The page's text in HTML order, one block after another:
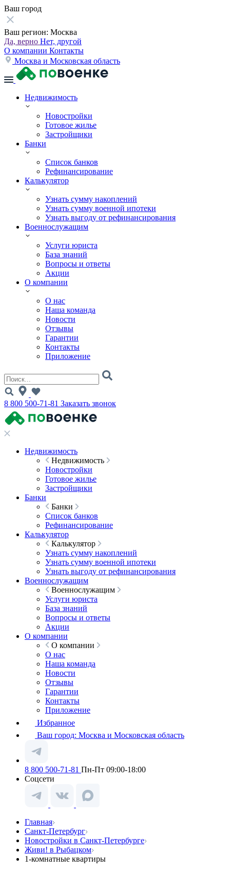
Ваш город
Ваш регион: Москва
Да, верно Нет, другой
О компании Контакты
Москва и Московская область
Недвижимость
Новостройки
Готовое жилье
Застройщики
Банки
Список банков
Рефинансирование
Калькулятор
Узнать сумму накоплений
Узнать сумму военной ипотеки
Узнать выгоду от рефинансирования
Военнослужащим
Услуги юриста
База знаний
Вопросы и ответы
Акции
О компании
О нас
Наша команда
Новости
Отзывы
Гарантии
Контакты
Приложение
8 800 500-71-81 Заказать звонок
Недвижимость
Недвижимость
Новостройки
Готовое жилье
Застройщики
Банки
Банки
Список банков
Рефинансирование
Калькулятор
Калькулятор
Узнать сумму накоплений
Узнать сумму военной ипотеки
Узнать выгоду от рефинансирования
Военнослужащим
Военнослужащим
Услуги юриста
База знаний
Вопросы и ответы
Акции
О компании
О компании
О нас
Наша команда
Новости
Отзывы
Гарантии
Контакты
Приложение
Избранное
Ваш город: Москва и Московская область
8 800 500-71-81 Пн-Пт 09:00-18:00
Соцсети
Главная
Санкт-Петербург
Новостройки в Санкт-Петербурге
Живи! в Рыбацком
1-комнатные квартиры